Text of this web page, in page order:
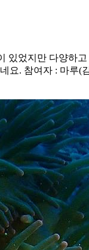
었지만 다양하
. 참여자 : 마루(